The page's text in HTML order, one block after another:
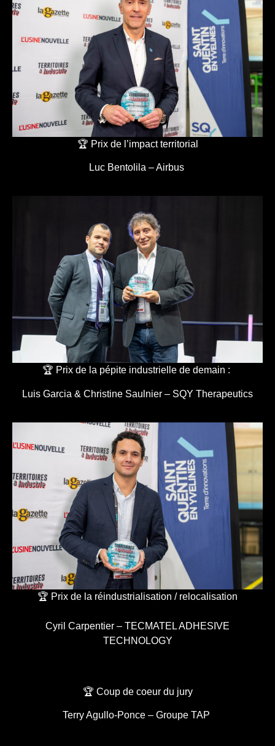
🏆 Prix de l’impact territorial
Luc Bentolila – Airbus
🏆 Prix de la pépite industrielle de demain :
Luis Garcia & Christine Saulnier – SQY Therapeutics
🏆 Prix de la réindustrialisation / relocalisation
Cyril Carpentier – TECMATEL ADHESIVE
TECHNOLOGY
🏆 Coup de coeur du jury
Terry Agullo-Ponce – Groupe TAP